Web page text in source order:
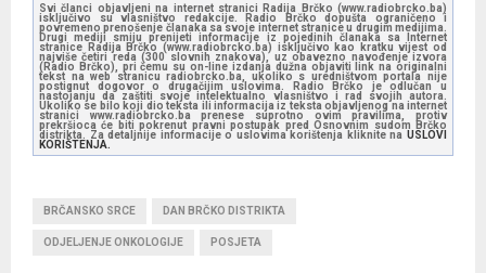
Svi članci objavljeni na internet stranici Radija Brčko (www.radiobrcko.ba)
isključivo su vlasništvo redakcije. Radio Brčko dopušta ograničeno i
povremeno prenošenje članaka sa svoje internet stranice u drugim medijima.
Drugi mediji smiju prenijeti informacije iz pojedinih članaka sa Internet
stranice Radija Brčko (www.radiobrcko.ba) isključivo kao kratku vijest od
najviše četiri reda (300 slovnih znakova), uz obavezno navođenje izvora
(Radio Brčko), pri čemu su on-line izdanja dužna objaviti link na originalni
tekst na web stranicu radiobrcko.ba, ukoliko s uredništvom portala nije
postignut dogovor o drugačijim uslovima. Radio Brčko je odlučan u
nastojanju da zaštiti svoje intelektualno vlasništvo i rad svojih autora.
Ukoliko se bilo koji dio teksta ili informacija iz teksta objavljenog na internet
stranici www.radiobrcko.ba prenese suprotno ovim pravilima, protiv
prekršioca će biti pokrenut pravni postupak pred Osnovnim sudom Brčko
distrikta. Za detaljnije informacije o uslovima korištenja kliknite na USLOVI
KORIŠTENJA.
BRČANSKO SRCE DAN BRČKO DISTRIKTA
ODJELJENJE ONKOLOGIJE POSJETA